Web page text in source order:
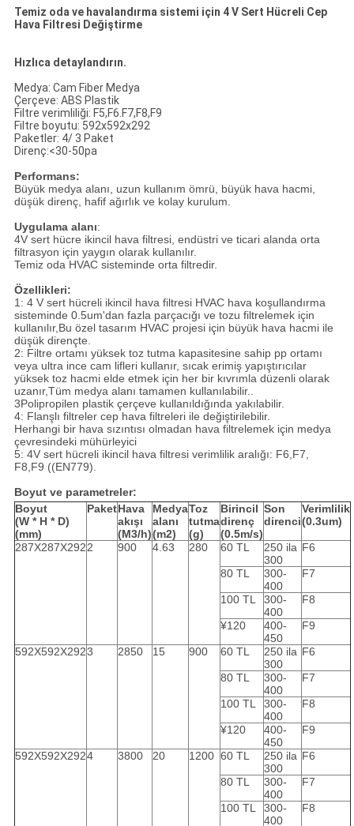
Temiz oda ve havalandırma sistemi için 4 V Sert Hücreli Cep
Hava Filtresi Değiştirme
Hızlıca detaylandırın.
Medya: Cam Fiber Medya
Çerçeve: ABS Plastik
Filtre verimliliği: F5,F6.F7,F8,F9
Filtre boyutu: 592x592x292
Paketler: 4/ 3 Paket
Direnç:<30-50pa
Performans:
Büyük medya alanı, uzun kullanım ömrü, büyük hava hacmi,
düşük direnç, hafif ağırlık ve kolay kurulum.
Uygulama alanı:
4V sert hücre ikincil hava filtresi, endüstri ve ticari alanda orta
filtrasyon için yaygın olarak kullanılır.
Temiz oda HVAC sisteminde orta filtredir.
Özellikleri:
1: 4 V sert hücreli ikincil hava filtresi HVAC hava koşullandırma
sisteminde 0.5um'dan fazla parçacığı ve tozu filtrelemek için
kullanılır,Bu özel tasarım HVAC projesi için büyük hava hacmi ile
düşük dirençte.
2: Filtre ortamı yüksek toz tutma kapasitesine sahip pp ortamı
veya ultra ince cam lifleri kullanır, sıcak erimiş yapıştırıcılar
yüksek toz hacmi elde etmek için her bir kıvrımla düzenli olarak
uzanır,Tüm medya alanı tamamen kullanılabilir..
3Polipropilen plastik çerçeve kullanıldığında yakılabilir.
4: Flanşlı filtreler cep hava filtreleri ile değiştirilebilir.
Herhangi bir hava sızıntısı olmadan hava filtrelemek için medya
çevresindeki mühürleyici
5: 4V sert hücreli ikincil hava filtresi verimlilik aralığı: F6,F7,
F8,F9 ((EN779).
Boyut ve parametreler:
Boyut
(W * H * D)
(mm)
PaketHava
akışı
(M3/h)
Medya
alanı
(m2)
Toz
tutma
(g)
Birincil
direnç
(0.5m/s)
Son
direnci
Verimlilik
(0.3um)
287X287X2922 900 4.63 280 60 TL
250 ila
300
F6
80 TL
300-
400
F7
100 TL
300-
400
F8
¥120
400-
450
F9
592X592X2923 2850 15 900 60 TL
250 ila
300
F6
80 TL
300-
400
F7
100 TL
300-
400
F8
¥120
400-
450
F9
592X592X2924 3800 20 1200 60 TL
250 ila
300
F6
80 TL
300-
400
F7
100 TL
300-
400
F8